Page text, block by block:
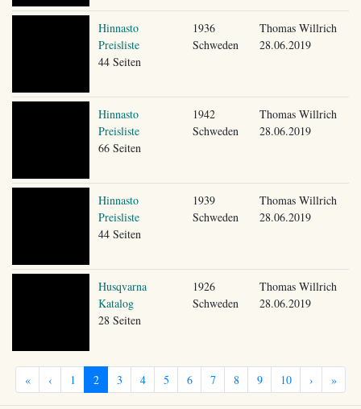
Hinnasto
Preisliste
44 Seiten
1936
Schweden
Thomas Willrich
28.06.2019
Hinnasto
Preisliste
66 Seiten
1942
Schweden
Thomas Willrich
28.06.2019
Hinnasto
Preisliste
44 Seiten
1939
Schweden
Thomas Willrich
28.06.2019
Husqvarna
Katalog
28 Seiten
1926
Schweden
Thomas Willrich
28.06.2019
« ‹ 1 2 3 4 5 6 7 8 9 10 › »